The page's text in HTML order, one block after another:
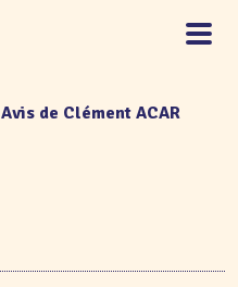
Avis de Clément ACAR